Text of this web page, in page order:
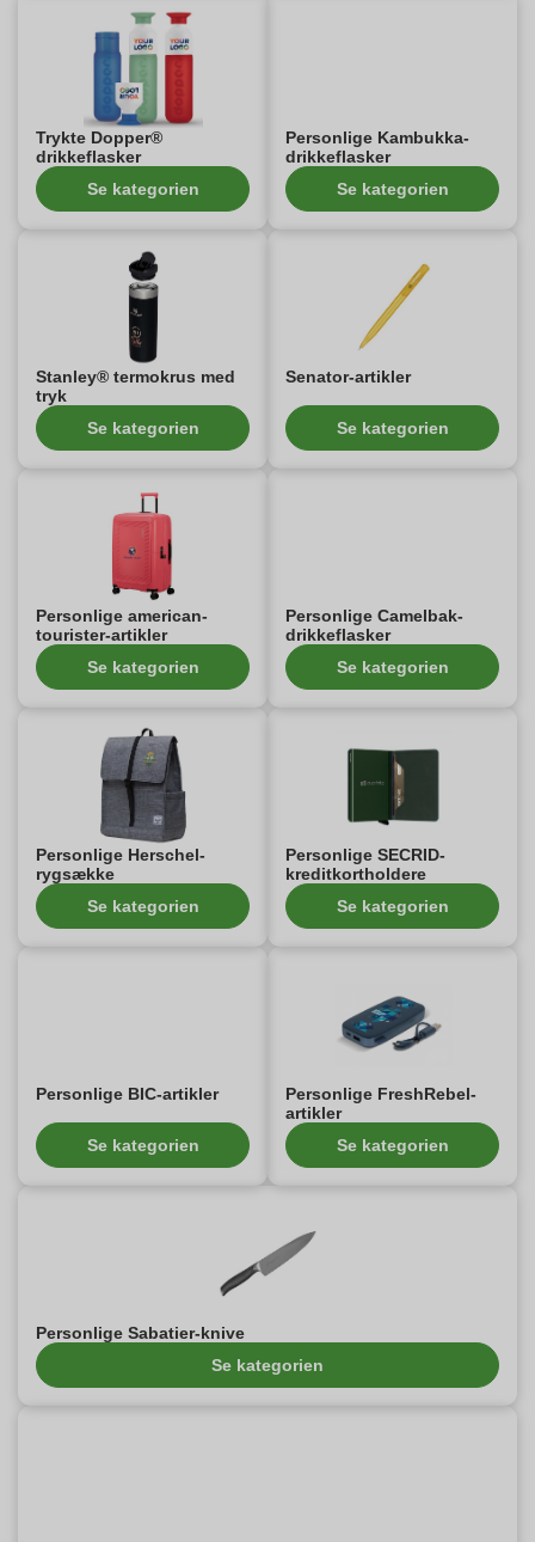
Trykte Dopper®
drikkeflasker
Se kategorien
Personlige Kambukka-
drikkeflasker
Se kategorien
Stanley® termokrus med
tryk
Se kategorien
Senator-artikler
Se kategorien
Personlige american-
tourister-artikler
Se kategorien
Personlige Camelbak-
drikkeflasker
Se kategorien
Personlige Herschel-
rygsække
Se kategorien
Personlige SECRID-
kreditkortholdere
Se kategorien
Personlige BIC-artikler
Se kategorien
Personlige FreshRebel-
artikler
Se kategorien
Personlige Sabatier-knive
Se kategorien